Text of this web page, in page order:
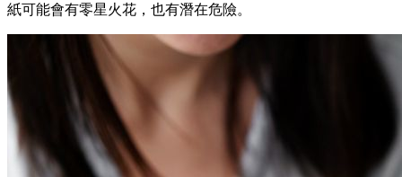
紙可能會有零星火花，也有潛在危險。